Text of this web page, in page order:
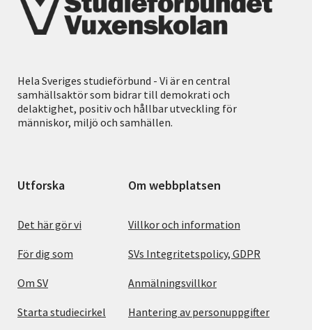
Hela Sveriges studieförbund - Vi är en central
samhällsaktör som bidrar till demokrati och
delaktighet, positiv och hållbar utveckling för
människor, miljö och samhällen.
Utforska
Det här gör vi
För dig som
Om SV
Starta studiecirkel
Om webbplatsen
Villkor och information
SVs Integritetspolicy, GDPR
Anmälningsvillkor
Hantering av personuppgifter